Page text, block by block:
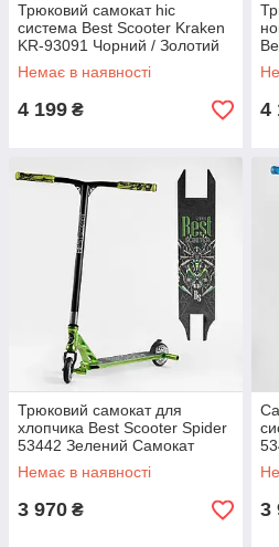
Трюковий самокат hic
система Best Scooter Kraken
KR-93091 Чорний / Золотий
Самокат для трюків
підлітковий
Немає в наявності
4 199 ₴ 4
Трюковий самокат для
хлопчика Best Scooter Spider
53442 Зелений Самокат
посилений для трюків
Немає в наявності
3 970 ₴ 3